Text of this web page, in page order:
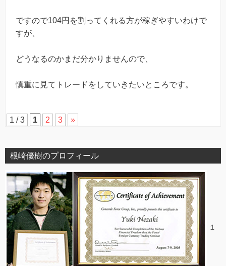
ですので104円を割ってくれる方が稼ぎやすいわけで
すが、
どうなるのかまだ分かりませんので、
慎重に見てトレードをしていきたいところです。
1 / 3 1 2 3 »
根崎優樹のプロフィール
１